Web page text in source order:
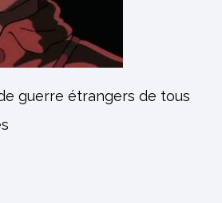
guerre étrangers de tous